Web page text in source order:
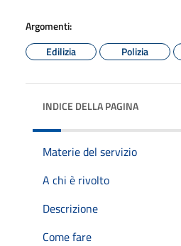
Argomenti:
Edilizia
Polizia
INDICE DELLA PAGINA
Materie del servizio
A chi è rivolto
Descrizione
Come fare